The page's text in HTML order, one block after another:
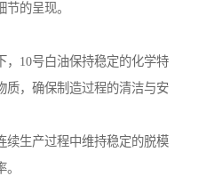
的呈现。
，10号白油保持稳定的化学特
质，确保制造过程的清洁与安
续生产过程中维持稳定的脱模